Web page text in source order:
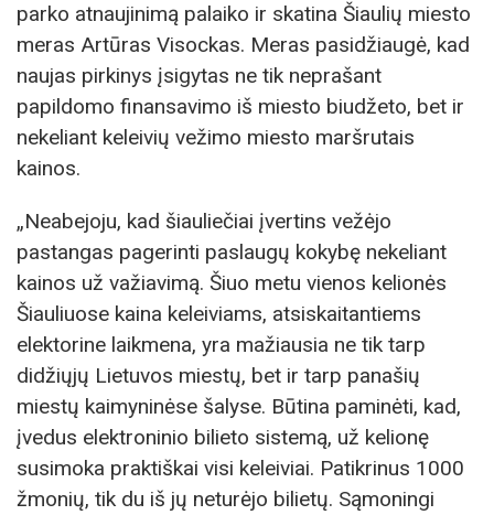
parko atnaujinimą palaiko ir skatina Šiaulių miesto
meras Artūras Visockas. Meras pasidžiaugė, kad
naujas pirkinys įsigytas ne tik neprašant
papildomo finansavimo iš miesto biudžeto, bet ir
nekeliant keleivių vežimo miesto maršrutais
kainos.
„Neabejoju, kad šiauliečiai įvertins vežėjo
pastangas pagerinti paslaugų kokybę nekeliant
kainos už važiavimą. Šiuo metu vienos kelionės
Šiauliuose kaina keleiviams, atsiskaitantiems
elektorine laikmena, yra mažiausia ne tik tarp
didžiųjų Lietuvos miestų, bet ir tarp panašių
miestų kaimyninėse šalyse. Būtina paminėti, kad,
įvedus elektroninio bilieto sistemą, už kelionę
susimoka praktiškai visi keleiviai. Patikrinus 1000
žmonių, tik du iš jų neturėjo bilietų. Sąmoningi